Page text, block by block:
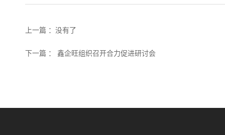
上一篇 ：没有了
下一篇 ： 鑫企旺组织召开合力促进研讨会